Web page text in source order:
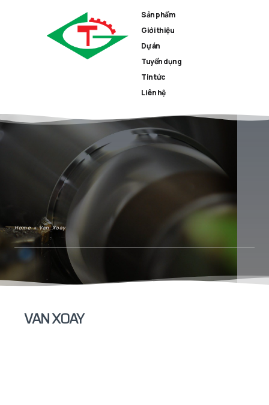
Sản phẩm
Giới thiệu
Dự án
Tuyển dụng
Tin tức
Liên hệ
Home»Van Xoay
VAN XOAY